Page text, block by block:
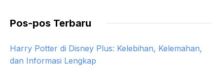
Pos-pos Terbaru
Harry Potter di Disney Plus: Kelebihan, Kelemahan,
dan Informasi Lengkap